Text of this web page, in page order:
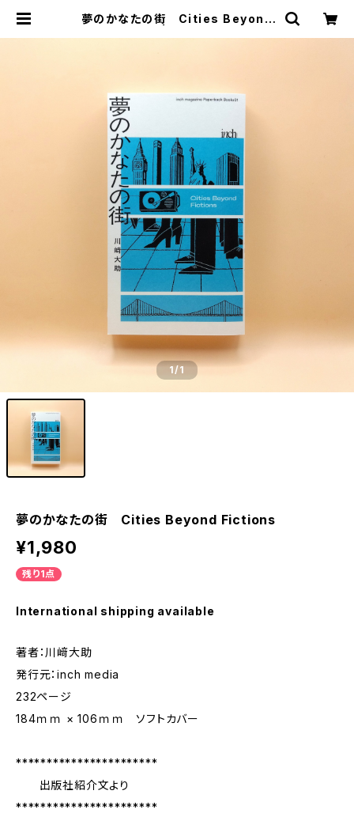
夢のかなたの街 Cities Beyond
1/1
夢のかなたの街 Cities Beyond Fictions
¥1,980
残り1点
International shipping available
著者：川﨑大助
発行元：inch media
232ページ
184ｍｍ × 106ｍｍ ソフトカバー
***********************
出版社紹介文より
***********************